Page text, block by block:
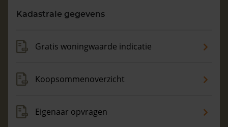
088 220 4200
Kadastrale gegevens
Gratis woningwaarde indicatie
Koopsommenoverzicht
Eigenaar opvragen